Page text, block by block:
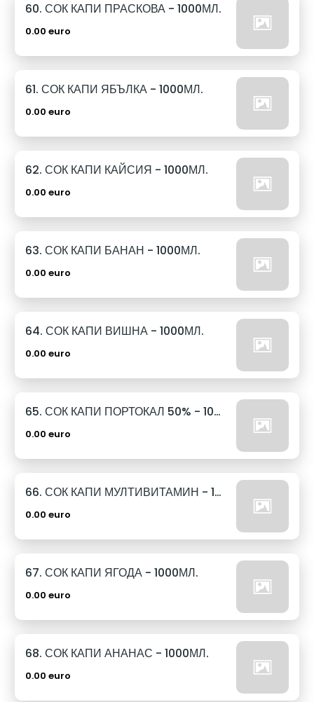
60. СОК КАПИ ПРАСКОВА - 1000МЛ.
0.00 euro
61. СОК КАПИ ЯБЪЛКА - 1000МЛ.
0.00 euro
62. СОК КАПИ КАЙСИЯ - 1000МЛ.
0.00 euro
63. СОК КАПИ БАНАН - 1000МЛ.
0.00 euro
64. СОК КАПИ ВИШНА - 1000МЛ.
0.00 euro
65. СОК КАПИ ПОРТОКАЛ 50% - 1000МЛ.
0.00 euro
66. СОК КАПИ МУЛТИВИТАМИН - 1000МЛ.
0.00 euro
67. СОК КАПИ ЯГОДА - 1000МЛ.
0.00 euro
68. СОК КАПИ АНАНАС - 1000МЛ.
0.00 euro